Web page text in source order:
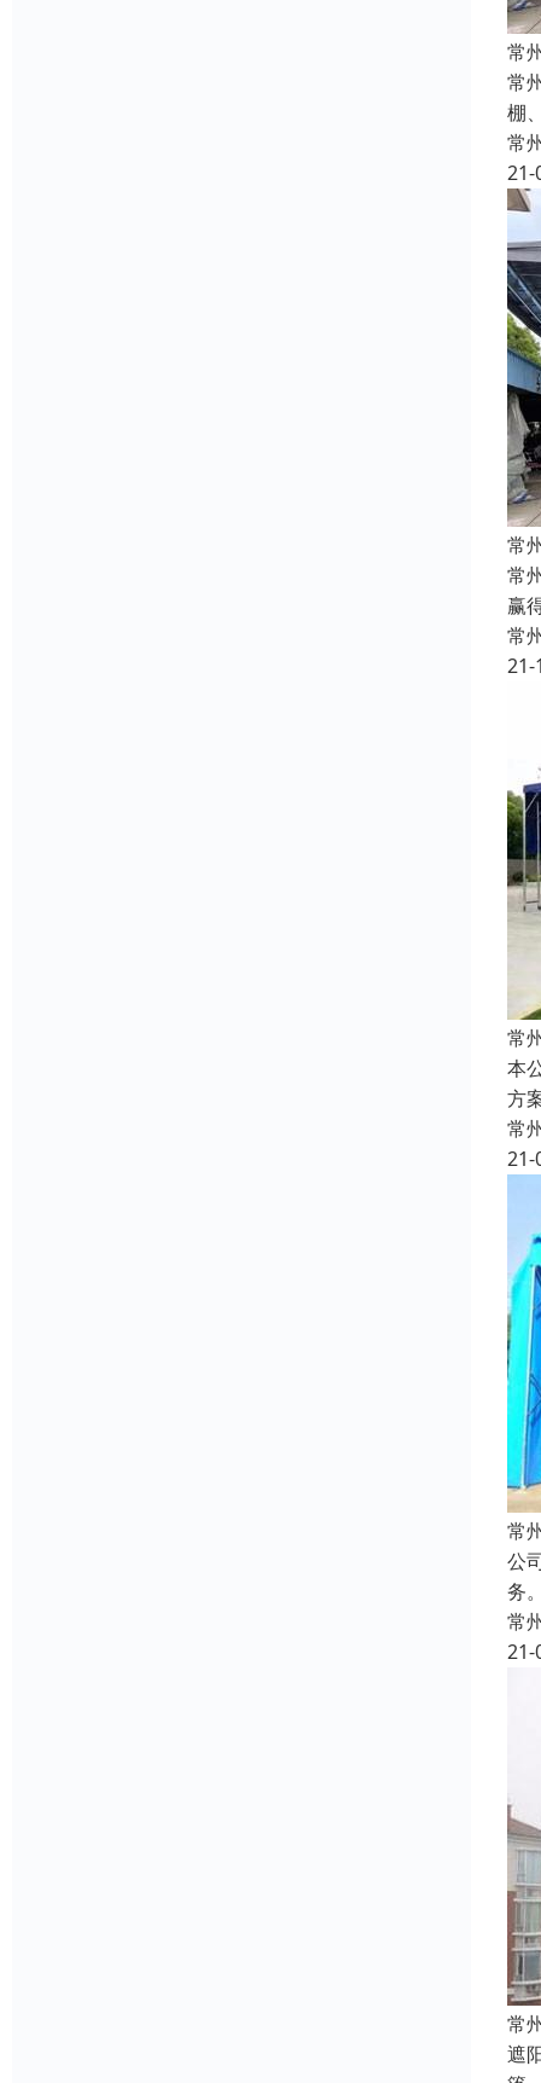
常
常
棚
常
21-
常
常
赢
常
21-
常
本
方
常
21-
常
公
务
常
21-
常
遮